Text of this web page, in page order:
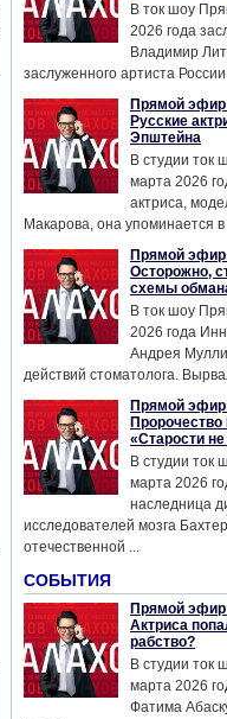
В ток шоу
2026 года
Владимир
заслуженного артиста
Прямой
Русские
Эпштейна
В студии ток
марта 2026
актриса,
Макарова, она упоминается в
Прямой
Осторожно,
схемы
В ток шоу
2026 года
Андрея
действий стоматолога.
Прямой
«Старости
В студии ток
марта 2026
наследница
исследователей мозга
отечественной ...
СОБЫТИЯ
Прямой
Актриса
рабство?
В студии ток
марта 2026
Фатима